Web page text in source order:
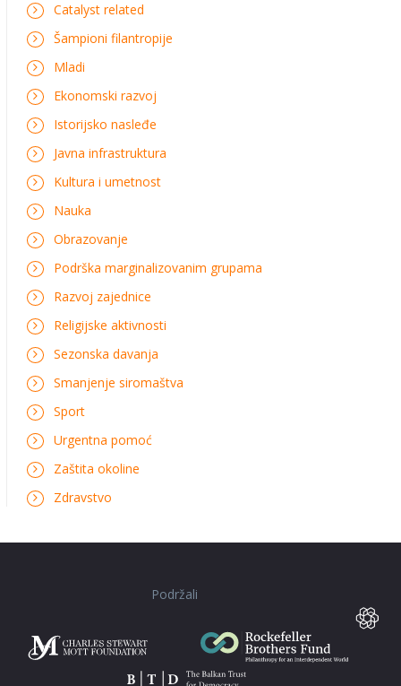
Catalyst related
Šampioni filantropije
Mladi
Ekonomski razvoj
Istorijsko nasleđe
Javna infrastruktura
Kultura i umetnost
Nauka
Obrazovanje
Podrška marginalizovanim grupama
Razvoj zajednice
Religijske aktivnosti
Sezonska davanja
Smanjenje siromaštva
Sport
Urgentna pomoć
Zaštita okoline
Zdravstvo
Podržali